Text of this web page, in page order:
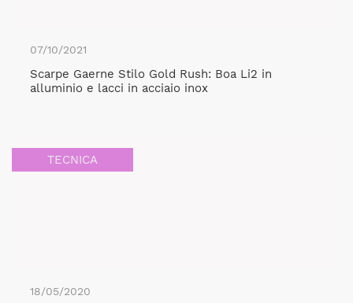
07/10/2021
Scarpe Gaerne Stilo Gold Rush: Boa Li2 in
alluminio e lacci in acciaio inox
TECNICA
18/05/2020